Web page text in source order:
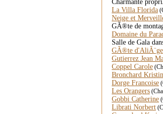
Charmante
La Villa Florida
Neige et
GÃ®te de
Domaine du
Salle de Gala
GÃ®te d'AliÃ¨ge
Gutierrez Jean
Coppel Carole
Bronchard Kristin
Dorge Francoise
Les Orangers
Gobbi Catherine
Librati Norbert